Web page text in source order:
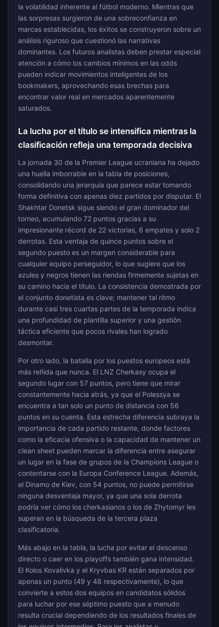
la volatilidad inherente al fútbol moderno. Mientras que
las sorpresas surgieron de una sobreconfianza en
marcas establecidas, los éxitos se construyeron sobre un
análisis riguroso que cuestionó las narrativas
dominantes. Los futuros analistas deben prestar especial
atención a cómo los cambios mínimos en las odds
pueden indicar movimientos inteligentes de los
bookmakers, aprovechando esas brechas para
encontrar valor real en mercados aparentemente
saturados.
La lucha por el título se intensifica mientras la
clasificación refleja una temporada decisiva
La jornada 30 de la Premier League ucraniana ha dejado
una huella imborrable en la tabla de posiciones,
consolidando una jerarquía que parece estar tomando
forma definitiva con apenas diez partidos por disputar. El
Shakhtar Donetsk sigue siendo el gran dominador del
torneo, acumulando 72 puntos gracias a su
impresionante récord de 22 victorias, 6 empates y solo 2
derrotas. Esta ventaja de quince puntos sobre el
segundo puesto es un margen considerable para
cualquier equipo perseguidor, lo que sugiere que los
azules y negros tienen las riendas firmemente sujetas en
su camino hacia el título. La consistencia demostrada por
el conjunto donetista es clave; mantener tal ritmo
durante casi tres cuartas partes de la temporada indica
una profundidad de plantilla superior y una gestión
táctica eficiente que pocos rivales han logrado
desmontar.
Por otro lado, la batalla por los puestos europeos está
más reñida que nunca. El LNZ Cherkasy ocupa el
segundo lugar con 57 puntos, pero tiene que mirar
constantemente hacia atrás, ya que el Polessya se
encuentra a tan solo un punto de distancia con 56
puntos en su cuenta. Esta estrecha diferencia subraya la
importancia de cada partido restante, donde factores
como la eficacia ofensiva o la capacidad de mantener un
clean sheet pueden marcar la diferencia entre asegurar
un lugar en la fase de grupos de la Champions League o
contentarse con la Europa Conference League. Además,
el Dinamo de Kiev, con 54 puntos, no puede permitirse
ninguna desventaja mayor, ya que una sola derrota
podría ver cómo los cherkasianos o los de Zhytomyr les
superan en la búsqueda de la tercera plaza
clasificatoria.
Más abajo en la tabla, la lucha por evitar el descenso
directo o caer en los playoffs también gana intensidad.
El Kolos Kovalivka y el Kryvbas KR están separados por
apenas un punto (49 y 48 respectivamente), lo que
convierte a estos dos equipos en candidatos sólidos
para luchar por ese séptimo puesto que a menudo
resulta crucial dependiendo de los resultados finales de